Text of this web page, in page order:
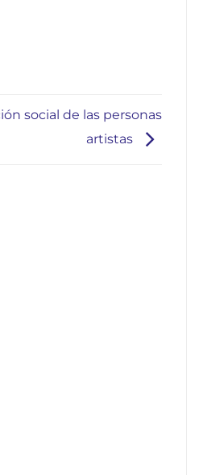
social de las personas
artistas